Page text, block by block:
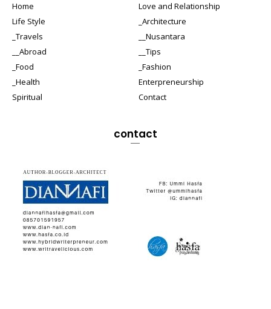
Home
Love and Relationship
Life Style
_Architecture
_Travels
__Nusantara
__Abroad
__Tips
_Food
_Fashion
_Health
Enterpreneurship
Spiritual
Contact
contact